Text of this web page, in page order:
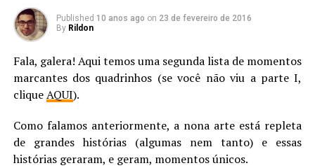
Published 10 anos ago on 23 de fevereiro de 2016
By Rildon
Fala, galera! Aqui temos uma segunda lista de momentos
marcantes dos quadrinhos (se você não viu a parte I,
cliqueAQUI).
Como falamos anteriormente, a nona arte está repleta
de grandes histórias (algumas nem tanto) e essas
histórias geraram, e geram, momentos únicos.